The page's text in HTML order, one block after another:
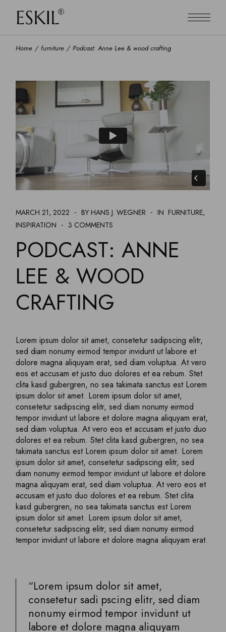
Home furniture Podcast: Anne Lee & wood crafting
MARCH 21, 2022 BY HANS J. WEGNER IN FURNITURE
INSPIRATION
3 COMMENTS
PODCAST: ANNE
LEE & WOOD
CRAFTING
Lorem ipsum dolor sit amet, consetetur sadipscing elitr,
sed diam nonumy eirmod tempor invidunt ut labore et
dolore magna aliquyam erat, sed diam voluptua. At vero
eos et accusam et justo duo dolores et ea rebum. Stet
clita kasd gubergren, no sea takimata sanctus est Lorem
ipsum dolor sit amet. Lorem ipsum dolor sit amet,
consetetur sadipscing elitr, sed diam nonumy eirmod
tempor invidunt ut labore et dolore magna aliquyam erat,
sed diam voluptua. At vero eos et accusam et justo duo
dolores et ea rebum. Stet clita kasd gubergren, no sea
takimata sanctus est Lorem ipsum dolor sit amet. Lorem
ipsum dolor sit amet, consetetur sadipscing elitr, sed
diam nonumy eirmod tempor invidunt ut labore et dolore
magna aliquyam erat, sed diam voluptua. At vero eos et
accusam et justo duo dolores et ea rebum. Stet clita
kasd gubergren, no sea takimata sanctus est Lorem
ipsum dolor sit amet. Lorem ipsum dolor sit amet,
consetetur sadipscing elitr, sed diam nonumy eirmod
tempor invidunt ut labore et dolore magna aliquyam erat.
“Lorem ipsum dolor sit amet,
consetetur sadi pscing elitr, sed diam
nonumy eirmod tempor invidunt ut
labore et dolore magna aliquyam